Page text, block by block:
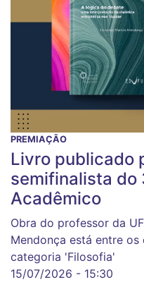
PREMIAÇÃO
Livro publicado
semifinalista do
Acadêmico
Obra do professor da
Mendonça está entre
categoria 'Filosofia'
15/07/2026 - 15:30